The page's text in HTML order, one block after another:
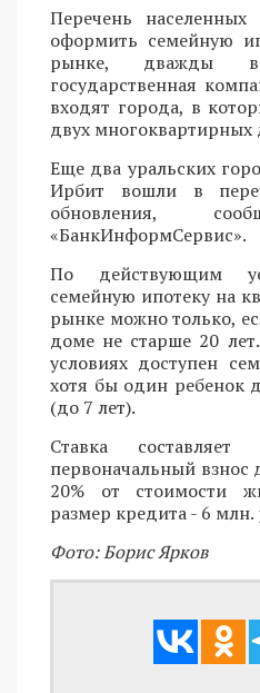
Перечень
оформить семейную
рынке, дважды
государственная
входят города, в
двух многоквартирных
Еще два уральских
Ирбит вошли в
обновления,
«БанкИнформСервис».
По действующим
семейную ипотеку на
рынке можно только,
доме не старше 20
условиях доступен
хотя бы один ребенок
(до 7 лет).
Ставка
первоначальный
20% от стоимости
размер кредита - 6
Фото: Борис Ярков